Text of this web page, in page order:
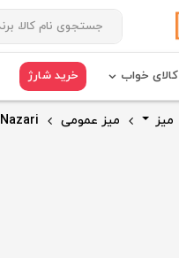
کالای خواب خرید شارژ
میز میز عمومی Nazari